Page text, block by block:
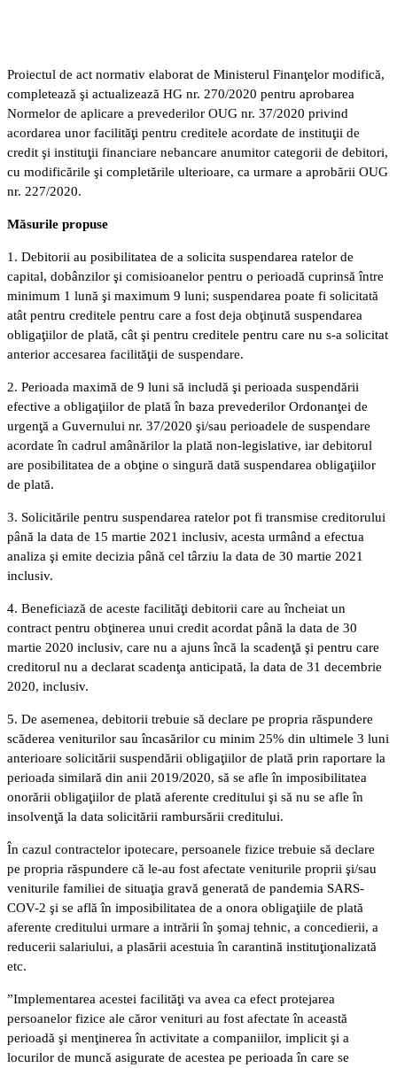
Proiectul de act normativ elaborat de Ministerul Finanţelor modifică,
completează şi actualizează HG nr. 270/2020 pentru aprobarea
Normelor de aplicare a prevederilor OUG nr. 37/2020 privind
acordarea unor facilităţi pentru creditele acordate de instituţii de
credit şi instituţii financiare nebancare anumitor categorii de debitori,
cu modificările şi completările ulterioare, ca urmare a aprobării OUG
nr. 227/2020.
Măsurile propuse
1. Debitorii au posibilitatea de a solicita suspendarea ratelor de
capital, dobânzilor şi comisioanelor pentru o perioadă cuprinsă între
minimum 1 lună şi maximum 9 luni; suspendarea poate fi solicitată
atât pentru creditele pentru care a fost deja obţinută suspendarea
obligaţiilor de plată, cât şi pentru creditele pentru care nu s-a solicitat
anterior accesarea facilităţii de suspendare.
2. Perioada maximă de 9 luni să includă şi perioada suspendării
efective a obligaţiilor de plată în baza prevederilor Ordonanţei de
urgenţă a Guvernului nr. 37/2020 şi/sau perioadele de suspendare
acordate în cadrul amânărilor la plată non-legislative, iar debitorul
are posibilitatea de a obţine o singură dată suspendarea obligaţiilor
de plată.
3. Solicitările pentru suspendarea ratelor pot fi transmise creditorului
până la data de 15 martie 2021 inclusiv, acesta urmând a efectua
analiza şi emite decizia până cel târziu la data de 30 martie 2021
inclusiv.
4. Beneficiază de aceste facilităţi debitorii care au încheiat un
contract pentru obţinerea unui credit acordat până la data de 30
martie 2020 inclusiv, care nu a ajuns încă la scadenţă şi pentru care
creditorul nu a declarat scadenţa anticipată, la data de 31 decembrie
2020, inclusiv.
5. De asemenea, debitorii trebuie să declare pe propria răspundere
scăderea veniturilor sau încasărilor cu minim 25% din ultimele 3 luni
anterioare solicitării suspendării obligaţiilor de plată prin raportare la
perioada similară din anii 2019/2020, să se afle în imposibilitatea
onorării obligaţiilor de plată aferente creditului şi să nu se afle în
insolvenţă la data solicitării rambursării creditului.
În cazul contractelor ipotecare, persoanele fizice trebuie să declare
pe propria răspundere că le-au fost afectate veniturile proprii şi/sau
veniturile familiei de situaţia gravă generată de pandemia SARS-
COV-2 şi se află în imposibilitatea de a onora obligaţiile de plată
aferente creditului urmare a intrării în şomaj tehnic, a concedierii, a
reducerii salariului, a plasării acestuia în carantină instituţionalizată
etc.
”Implementarea acestei facilităţi va avea ca efect protejarea
persoanelor fizice ale căror venituri au fost afectate în această
perioadă şi menţinerea în activitate a companiilor, implicit şi a
locurilor de muncă asigurate de acestea pe perioada în care se